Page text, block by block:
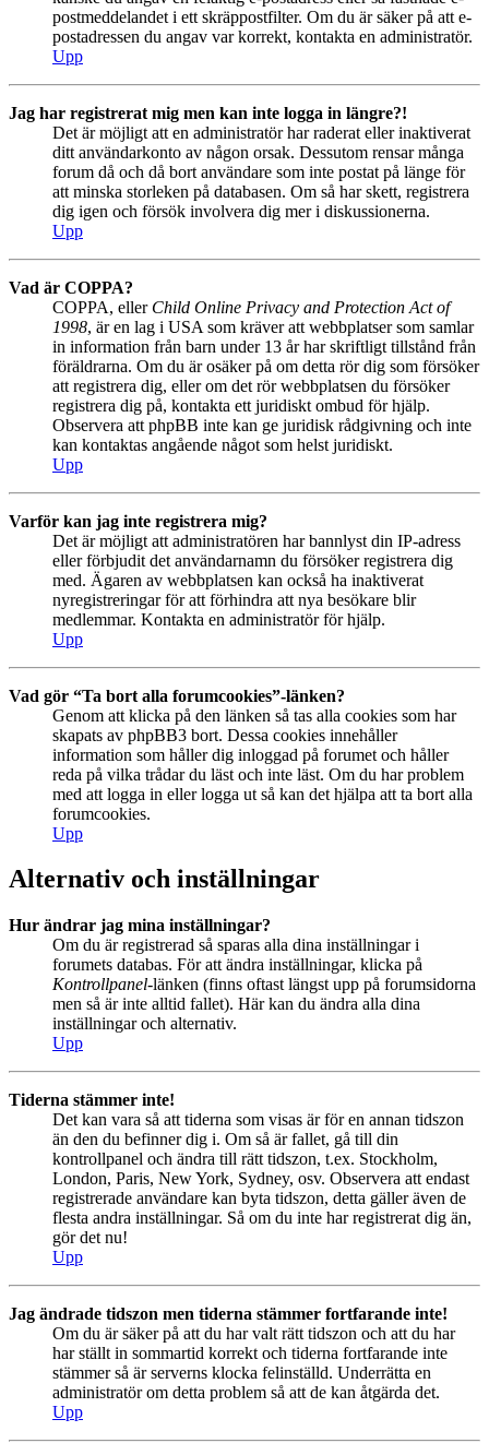
postmeddelandet i ett skräppostfilter. Om du är säker på att e-
postadressen du angav var korrekt, kontakta en administratör.
Upp
Jag har registrerat mig men kan inte logga in längre?!
Det är möjligt att en administratör har raderat eller inaktiverat
ditt användarkonto av någon orsak. Dessutom rensar många
forum då och då bort användare som inte postat på länge för
att minska storleken på databasen. Om så har skett, registrera
dig igen och försök involvera dig mer i diskussionerna.
Upp
Vad är COPPA?
COPPA, eller Child Online Privacy and Protection Act of
1998, är en lag i USA som kräver att webbplatser som samlar
in information från barn under 13 år har skriftligt tillstånd från
föräldrarna. Om du är osäker på om detta rör dig som försöker
att registrera dig, eller om det rör webbplatsen du försöker
registrera dig på, kontakta ett juridiskt ombud för hjälp.
Observera att phpBB inte kan ge juridisk rådgivning och inte
kan kontaktas angående något som helst juridiskt.
Upp
Varför kan jag inte registrera mig?
Det är möjligt att administratören har bannlyst din IP-adress
eller förbjudit det användarnamn du försöker registrera dig
med. Ägaren av webbplatsen kan också ha inaktiverat
nyregistreringar för att förhindra att nya besökare blir
medlemmar. Kontakta en administratör för hjälp.
Upp
Vad gör “Ta bort alla forumcookies”-länken?
Genom att klicka på den länken så tas alla cookies som har
skapats av phpBB3 bort. Dessa cookies innehåller
information som håller dig inloggad på forumet och håller
reda på vilka trådar du läst och inte läst. Om du har problem
med att logga in eller logga ut så kan det hjälpa att ta bort alla
forumcookies.
Upp
Alternativ och inställningar
Hur ändrar jag mina inställningar?
Om du är registrerad så sparas alla dina inställningar i
forumets databas. För att ändra inställningar, klicka på
Kontrollpanel-länken (finns oftast längst upp på forumsidorna
men så är inte alltid fallet). Här kan du ändra alla dina
inställningar och alternativ.
Upp
Tiderna stämmer inte!
Det kan vara så att tiderna som visas är för en annan tidszon
än den du befinner dig i. Om så är fallet, gå till din
kontrollpanel och ändra till rätt tidszon, t.ex. Stockholm,
London, Paris, New York, Sydney, osv. Observera att endast
registrerade användare kan byta tidszon, detta gäller även de
flesta andra inställningar. Så om du inte har registrerat dig än,
gör det nu!
Upp
Jag ändrade tidszon men tiderna stämmer fortfarande inte!
Om du är säker på att du har valt rätt tidszon och att du har
har ställt in sommartid korrekt och tiderna fortfarande inte
stämmer så är serverns klocka felinställd. Underrätta en
administratör om detta problem så att de kan åtgärda det.
Upp